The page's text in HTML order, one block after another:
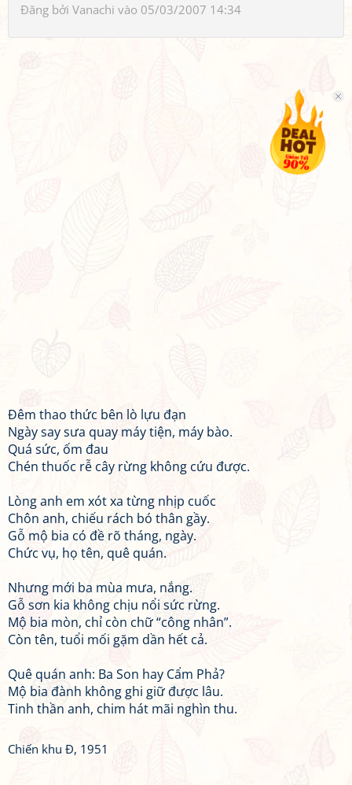
Đăng bởi Vanachi vào 05/03/2007 14:34
Đêm thao thức bên lò lựu đạn
Ngày say sưa quay máy tiện, máy bào.
Quá sức, ốm đau
Chén thuốc rễ cây rừng không cứu được.
Lòng anh em xót xa từng nhịp cuốc
Chôn anh, chiếu rách bó thân gầy.
Gỗ mộ bia có đề rõ tháng, ngày.
Chức vụ, họ tên, quê quán.
Nhưng mới ba mùa mưa, nắng.
Gỗ sơn kia không chịu nổi sức rừng.
Mộ bia mòn, chỉ còn chữ “công nhân”.
Còn tên, tuổi mối gặm dần hết cả.
Quê quán anh: Ba Son hay Cẩm Phả?
Mộ bia đành không ghi giữ được lâu.
Tinh thần anh, chim hát mãi nghìn thu.
Chiến khu Đ, 1951